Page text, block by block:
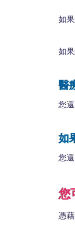
如
如
醫
您
如
您
您
憑